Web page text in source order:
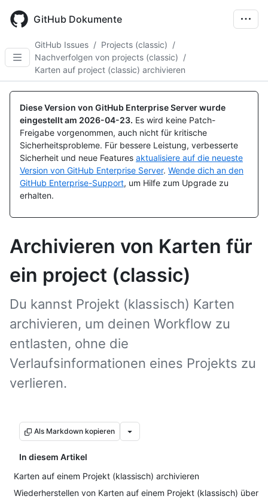
main
GitHub Dokumente
GitHub Issues / Projects (classic) /
Nachverfolgen von projects (classic) /
Karten auf project (classic) archivieren
Diese Version von GitHub Enterprise Server wurde
eingestellt am 2026-04-23. Es wird keine Patch-
Freigabe vorgenommen, auch nicht für kritische
Sicherheitsprobleme. Für bessere Leistung, verbesserte
Sicherheit und neue Features aktualisiere auf die neueste
Version von GitHub Enterprise Server. Wende dich an den
GitHub Enterprise-Support, um Hilfe zum Upgrade zu
erhalten.
Archivieren von Karten für
ein project (classic)
Du kannst Projekt (klassisch) Karten
archivieren, um deinen Workflow zu
entlasten, ohne die
Verlaufsinformationen eines Projekts zu
verlieren.
Als Markdown kopieren
In diesem Artikel
Karten auf einem Projekt (klassisch) archivieren
Wiederherstellen von Karten auf einem Projekt (klassisch) über